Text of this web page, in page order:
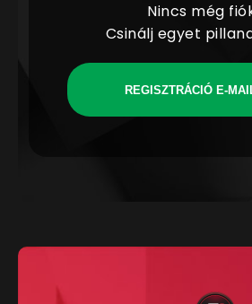
Nincs még
Csinálj egyet
REGISZTRÁCIÓ E-